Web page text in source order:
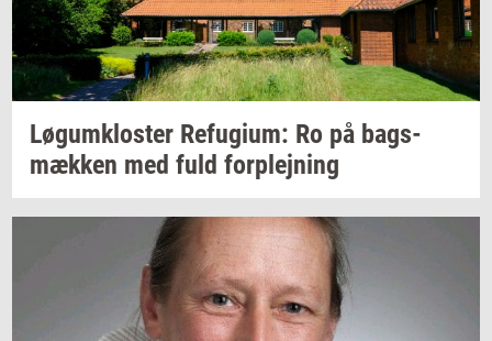
Løgum­klo­ster Re­fu­gi­um: Ro på bags­
mæk­ken med fuld for­plej­ning